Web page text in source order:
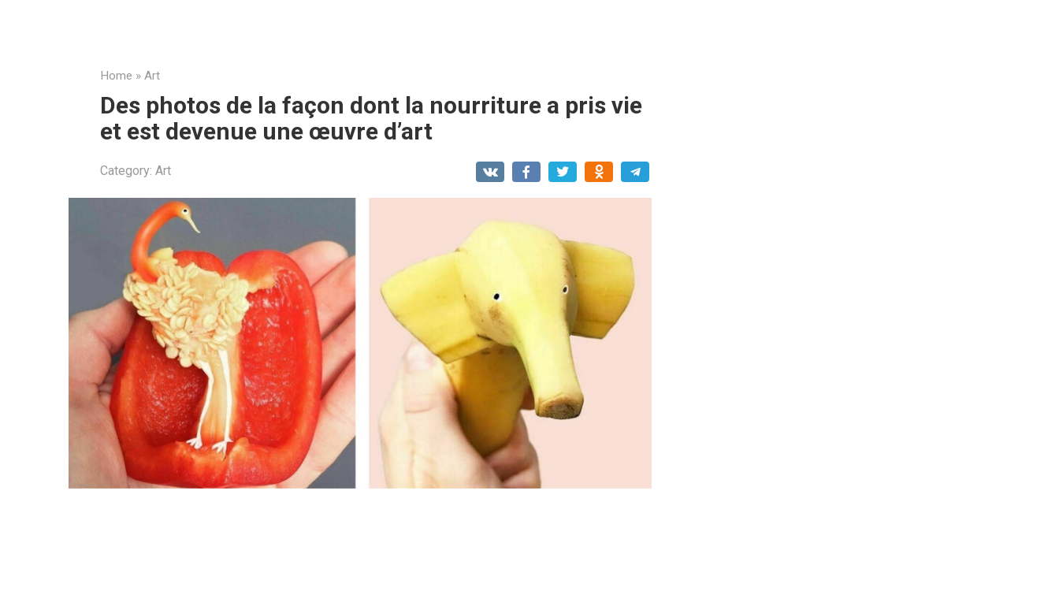
Home » Art
Des photos de la façon dont la nourriture a pris vie
et est devenue une œuvre d’art
Category: Art